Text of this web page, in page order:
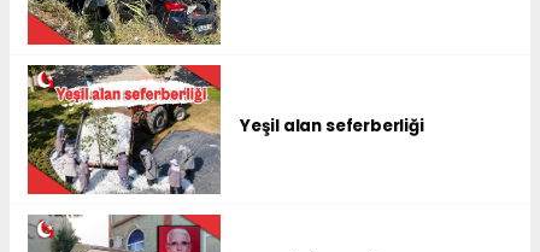
Yeşil alan seferberliği